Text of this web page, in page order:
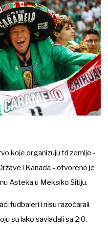
koje organizuju tri zemlje -
i Kanada - otvoreno je
Asteka u Meksiko Sitiju.
fudbaleri i nisu razočarali
su lako savladali sa 2:0.